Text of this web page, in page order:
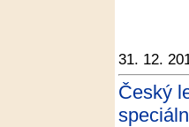
31. 12.
Český